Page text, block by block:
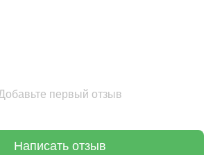
первый отзыв
Написать отзыв